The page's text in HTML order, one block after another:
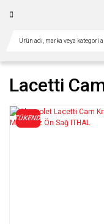
Lacetti
TÜKENDİ